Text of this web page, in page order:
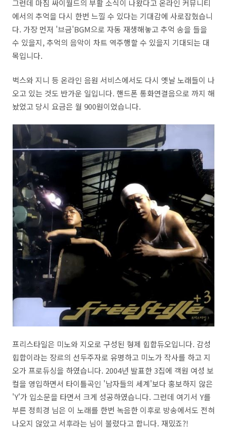
그런데 마침 싸이월드의 부활 소식이 나왔다고 온라인 커뮤니티
에서의 추억을 다시 한번 느낄 수 있다는 기대감에 사로잡혔습니
다. 가장 먼저 '브금'BGM으로 자동 재생해놓고 추억 송을 들을
수 있을지, 추억의 음악이 차트 역주행할 수 있을지 기대되는 대
목입니다.
벅스와 지니 등 온라인 음원 서비스에서도 다시 옛날 노래들이 나
오고 있는 것도 반가운 일입니다. 핸드폰 통화연결음으로 까지 해
놨었고 당시 요금은 월 900원이었습니다.
프리스타일은 미노와 지오로 구성된 형제 힙합듀오입니다. 감성
힙합이라는 장르의 선두주자로 유명하고 미노가 작사를 하고 지
오가 프로듀싱을 하였습니다. 2004년 발표한 3집에 객원 여성 보
컬을 영입하면서 타이틀곡인 '남자들의 세계'보다 홍보하지 않은
'Y'가 입소문을 타면서 크게 성공하였습니다. 그런데 여기서 Y를
부른 정희경 님은 이 노래를 한번 녹음한 이후로 방송에서도 전혀
나오지 않았고 서후라는 님이 불렀다고 합니다. 재밌죠?!